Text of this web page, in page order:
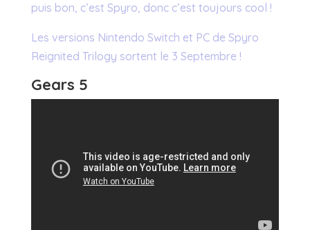
puis bon, c’est Spyro, donc c’est toujours cool !
Les versions Nintendo Switch et PC de Spyro
Reignited Trilogy sortent le 3 Septembre !
Gears 5